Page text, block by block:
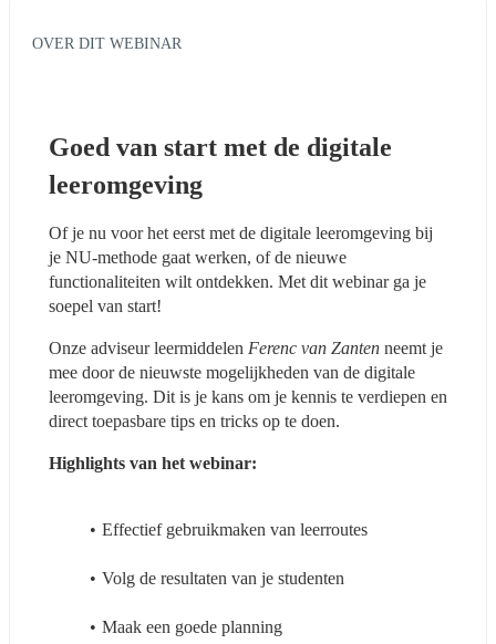
OVER DIT WEBINAR
Goed van start met de digitale
leeromgeving
Of je nu voor het eerst met de digitale leeromgeving bij
je NU-methode gaat werken, of de nieuwe
functionaliteiten wilt ontdekken. Met dit webinar ga je
soepel van start!
Onze adviseur leermiddelen Ferenc van Zanten neemt je
mee door de nieuwste mogelijkheden van de digitale
leeromgeving. Dit is je kans om je kennis te verdiepen en
direct toepasbare tips en tricks op te doen.
Highlights van het webinar:
Effectief gebruikmaken van leerroutes
Volg de resultaten van je studenten
Maak een goede planning